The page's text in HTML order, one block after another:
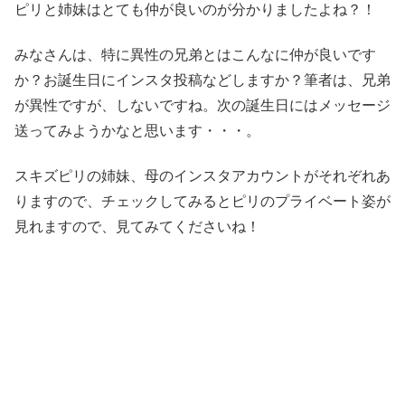
ピリと姉妹はとても仲が良いのが分かりましたよね？！
みなさんは、特に異性の兄弟とはこんなに仲が良いです
か？お誕生日にインスタ投稿などしますか？筆者は、兄弟
が異性ですが、しないですね。次の誕生日にはメッセージ
送ってみようかなと思います・・・。
スキズピリの姉妹、母のインスタアカウントがそれぞれあ
りますので、チェックしてみるとピリのプライベート姿が
見れますので、見てみてくださいね！